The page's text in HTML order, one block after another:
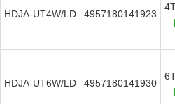
HDJA-UT4W/LD 4957180141923
HDJA-UT6W/LD 4957180141930